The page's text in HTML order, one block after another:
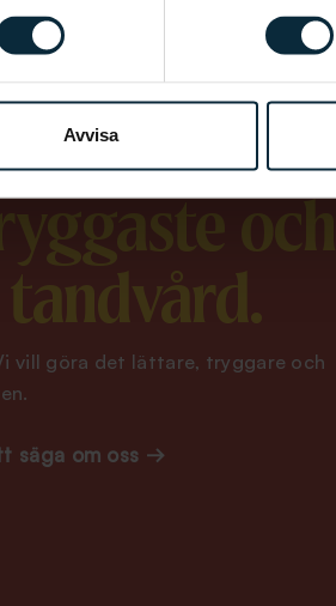
Avvisa
och
vill göra det lättare, tryggare och
säga om oss →